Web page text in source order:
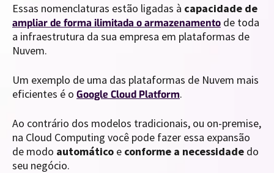
Essas nomenclaturas estão ligadas à capacidade de
ampliar de forma ilimitada o armazenamento de toda
a infraestrutura da sua empresa em plataformas de
Nuvem.
Um exemplo de uma das plataformas de Nuvem mais
eficientes é o Google Cloud Platform.
Ao contrário dos modelos tradicionais, ou on-premise,
na Cloud Computing você pode fazer essa expansão
de modo automático e conforme a necessidade do
seu negócio.